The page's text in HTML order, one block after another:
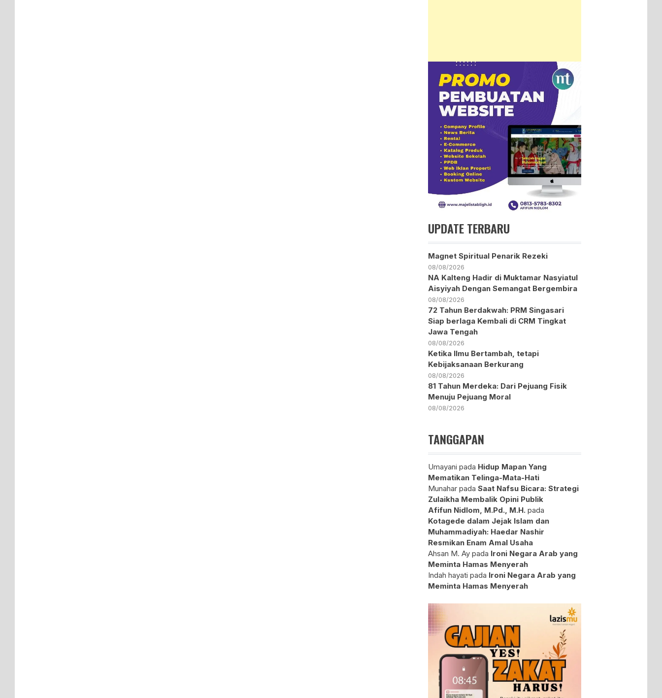
UPDATE TERBARU
Magnet Spiritual Penarik Rezeki
08/08/2026
NA Kalteng Hadir di Muktamar Nasyiatul
Aisyiyah Dengan Semangat Bergembira
08/08/2026
72 Tahun Berdakwah: PRM Singasari
Siap berlaga Kembali di CRM Tingkat
Jawa Tengah
08/08/2026
Ketika Ilmu Bertambah, tetapi
Kebijaksanaan Berkurang
08/08/2026
81 Tahun Merdeka: Dari Pejuang Fisik
Menuju Pejuang Moral
08/08/2026
TANGGAPAN
Umayani pada Hidup Mapan Yang
Mematikan Telinga-Mata-Hati
Munahar padaSaat Nafsu Bicara: Strategi
Zulaikha Membalik Opini Publik
Afifun Nidlom, M.Pd., M.H. pada
Kotagede dalam Jejak Islam dan
Muhammadiyah: Haedar Nashir
Resmikan Enam Amal Usaha
Ahsan M. Ay pada Ironi Negara Arab yang
Meminta Hamas Menyerah
Indah hayati pada Ironi Negara Arab yang
Meminta Hamas Menyerah